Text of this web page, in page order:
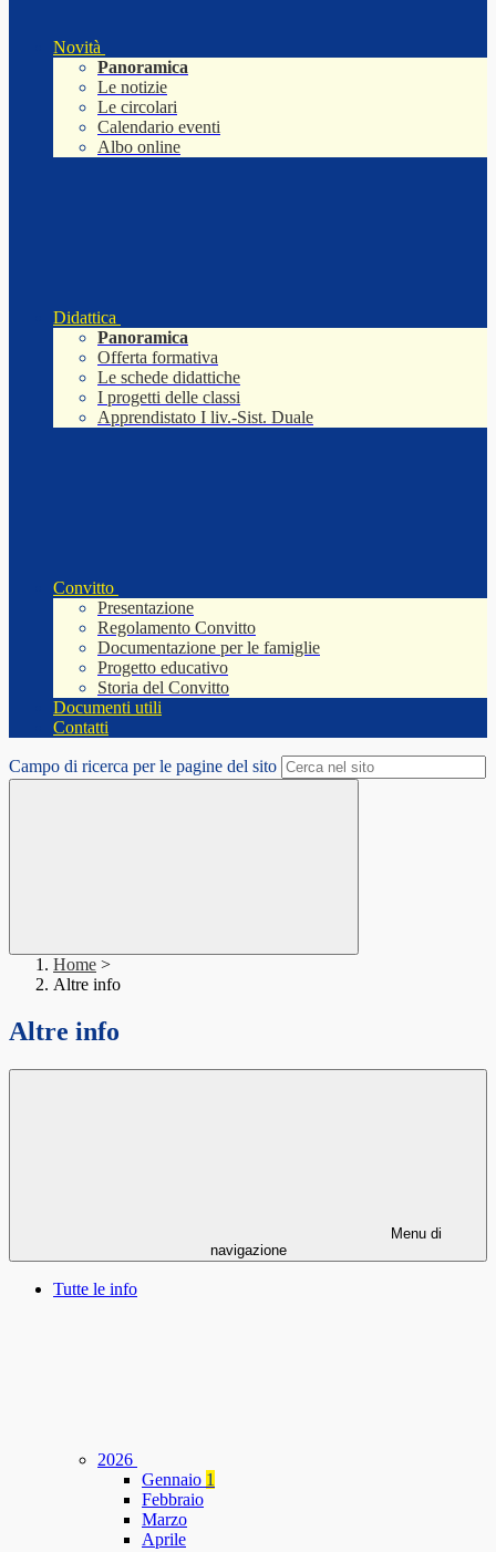
Novità
Panoramica
Le notizie
Le circolari
Calendario eventi
Albo online
Didattica
Panoramica
Offerta formativa
Le schede didattiche
I progetti delle classi
Apprendistato I liv.-Sist. Duale
Convitto
Presentazione
Regolamento Convitto
Documentazione per le famiglie
Progetto educativo
Storia del Convitto
Documenti utili
Contatti
Campo di ricerca per le pagine del sito
Home >
Altre info
Altre info
Menu di
navigazione
Tutte le info
2026
Gennaio 1
Febbraio
Marzo
Aprile